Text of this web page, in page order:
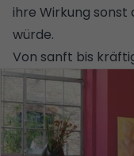
ihre Wirkung sonst
würde.
Von sanft bis